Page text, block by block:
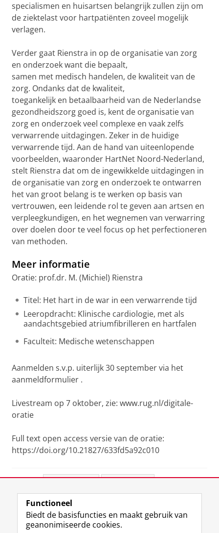
specialismen en huisartsen belangrijk zullen zijn om
de ziektelast voor hartpatiënten zoveel mogelijk
verlagen.
Verder gaat Rienstra in op de organisatie van zorg
en onderzoek want die bepaalt,
samen met medisch handelen, de kwaliteit van de
zorg. Ondanks dat de kwaliteit,
toegankelijk en betaalbaarheid van de Nederlandse
gezondheidszorg goed is, kent de organisatie van
zorg en onderzoek veel complexe en vaak zelfs
verwarrende uitdagingen. Zeker in de huidige
verwarrende tijd. Aan de hand van uiteenlopende
voorbeelden, waaronder HartNet Noord-Nederland,
stelt Rienstra dat om de ingewikkelde uitdagingen in
de organisatie van zorg en onderzoek te ontwarren
het van groot belang is te werken op basis van
vertrouwen, een leidende rol te geven aan artsen en
verpleegkundigen, en het wegnemen van verwarring
over doelen door te veel focus op het perfectioneren
van methoden.
Meer informatie
Oratie: prof.dr. M. (Michiel) Rienstra
Titel: Het hart in de war in een verwarrende tijd
Leeropdracht: Klinische cardiologie, met als
aandachtsgebied atriumfibrilleren en hartfalen
Faculteit: Medische wetenschappen
Aanmelden s.v.p. uiterlijk 30 september via het
aanmeldformulier .
Livestream op 7 oktober, zie: www.rug.nl/digitale-
oratie
Full text open access versie van de oratie:
https://doi.org/10.21827/633fd5a92c010
View this page in:English
Functioneel
Biedt de basisfuncties en maakt gebruik van
geanonimiseerde cookies.